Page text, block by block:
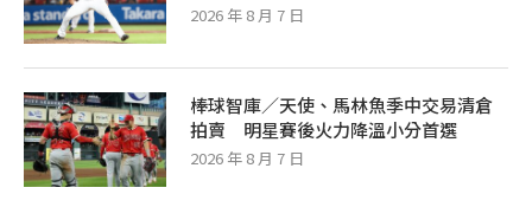
2026 年 8 月 7 日
棒球智庫／天使、馬林魚季中交易清倉
拍賣 明星賽後火力降溫小分首選
2026 年 8 月 7 日